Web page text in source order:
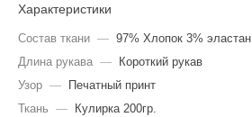
Характеристики
Состав ткани — 97% Хлопок 3% эластан
Длина рукава — Короткий рукав
Узор — Печатный принт
Ткань — Кулирка 200гр.